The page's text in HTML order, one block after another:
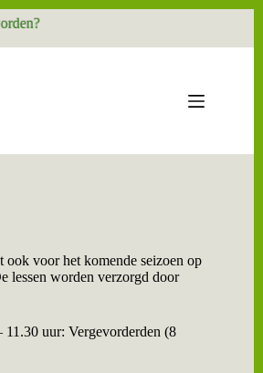
ook voor het komende seizoen op
lessen worden verzorgd door
11.30 uur: Vergevorderden (8